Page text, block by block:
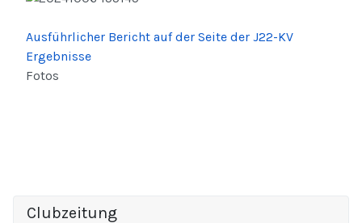
Ausführlicher Bericht auf der Seite der J22-KV
Ergebnisse
Fotos
Clubzeitung